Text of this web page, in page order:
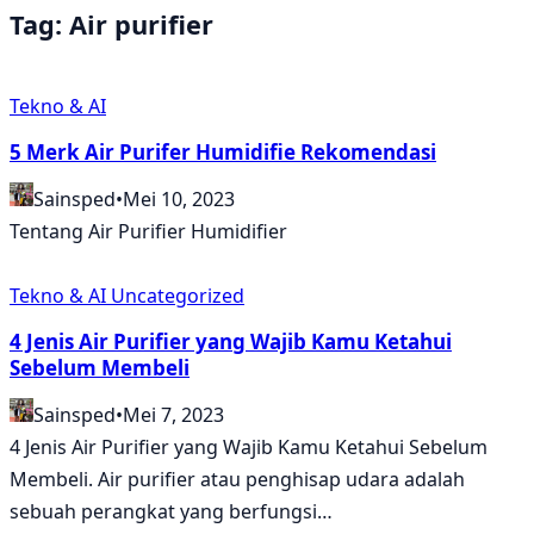
Tag: Air purifier
Tekno & AI
5 Merk Air Purifer Humidifie Rekomendasi
Sainsped•Mei 10, 2023
Tentang Air Purifier Humidifier
Tekno & AI Uncategorized
4 Jenis Air Purifier yang Wajib Kamu Ketahui
Sebelum Membeli
Sainsped•Mei 7, 2023
4 Jenis Air Purifier yang Wajib Kamu Ketahui Sebelum
Membeli. Air purifier atau penghisap udara adalah
sebuah perangkat yang berfungsi…